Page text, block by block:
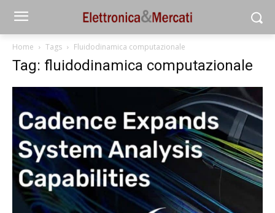
Home Tags Fluidodinamica computazionale
Tag: fluidodinamica computazionale